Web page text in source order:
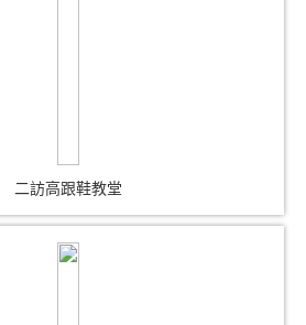
二訪高跟鞋教堂